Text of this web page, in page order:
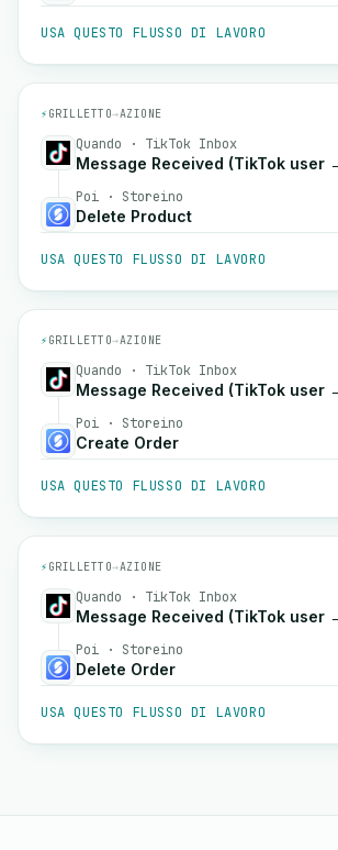
USA QUESTO FLUSSO DI LAVORO
⚡ GRILLETTO→AZIONE
Quando · TikTok Inbox
Message Received (TikTok user
Poi · Storeino
Delete Product
USA QUESTO FLUSSO DI LAVORO
⚡ GRILLETTO→AZIONE
Quando · TikTok Inbox
Message Received (TikTok user
Poi · Storeino
Create Order
USA QUESTO FLUSSO DI LAVORO
⚡ GRILLETTO→AZIONE
Quando · TikTok Inbox
Message Received (TikTok user
Poi · Storeino
Delete Order
USA QUESTO FLUSSO DI LAVORO